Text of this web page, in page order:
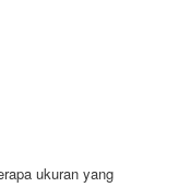
ukuran yang